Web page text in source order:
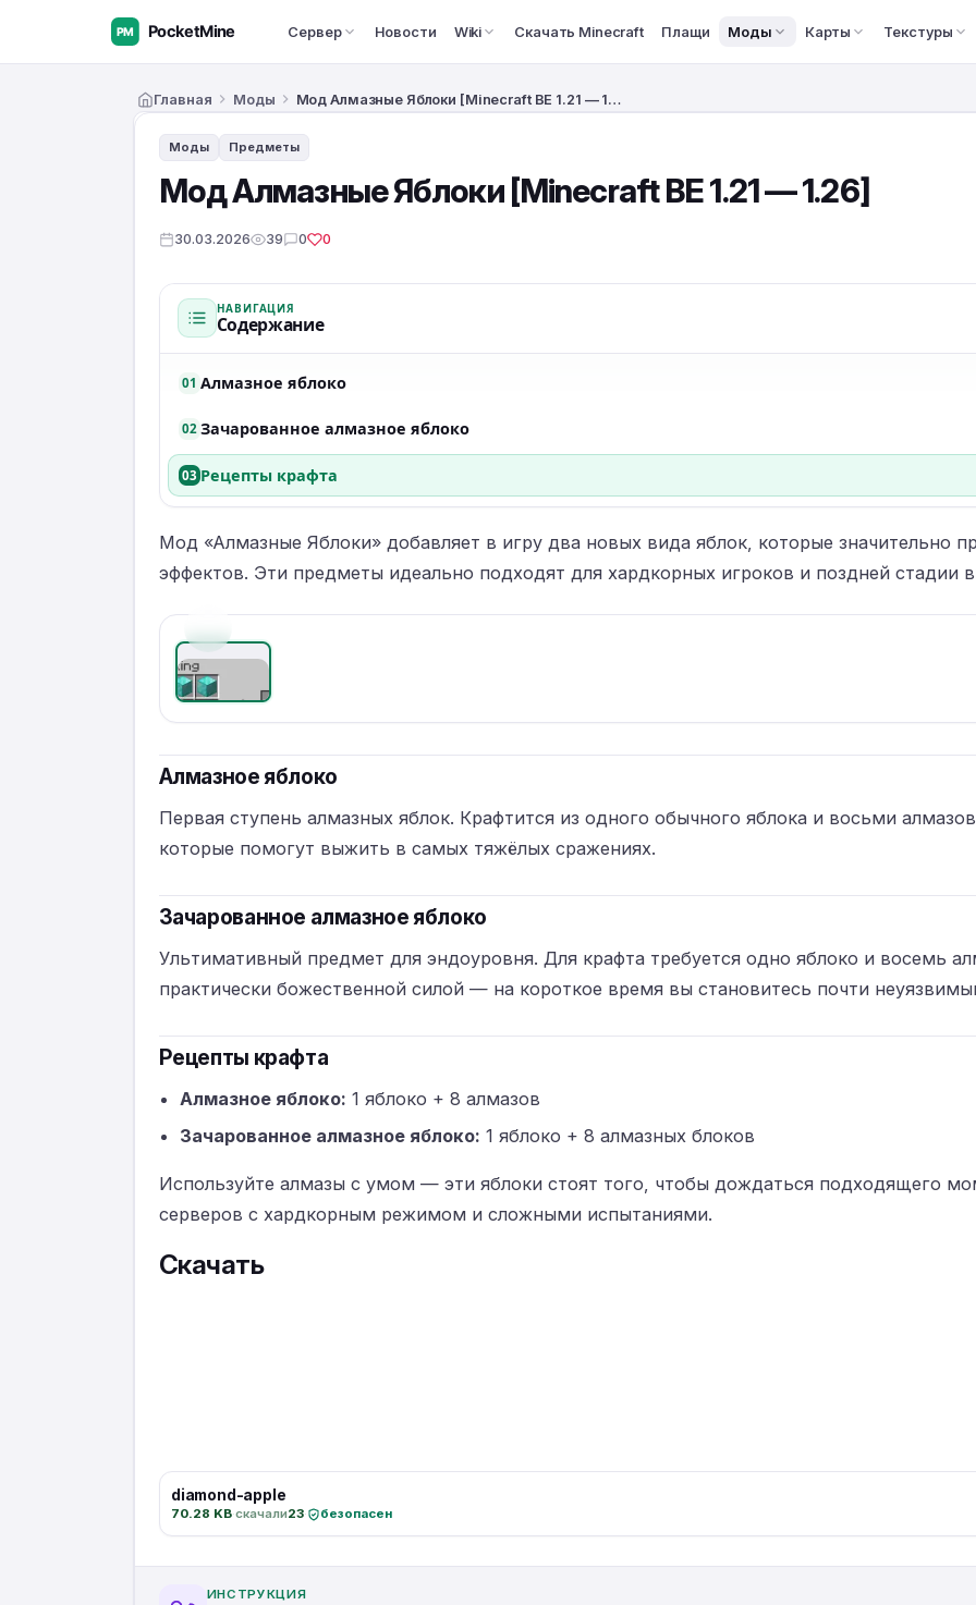
Сервер Новости Wiki Скачать Minecraft Плащи Моды Карты Текстуры
Главная Моды Мод Алмазные Яблоки [Minecraft BE 1.21 — 1…
Моды Предметы
Мод Алмазные Яблоки [Minecraft BE 1.21 — 1.26]
30.03.2026 39 0 0
НАВИГАЦИЯ
Содержание
01 Алмазное яблоко
02 Зачарованное алмазное яблоко
03 Рецепты крафта
Мод «Алмазные Яблоки» добавляет в игру два новых вида яблок, которые значительно
эффектов. Эти предметы идеально подходят для хардкорных игроков и поздней стадии
‹
Алмазное яблоко
Первая ступень алмазных яблок. Крафтится из одного обычного яблока и восьми
которые помогут выжить в самых тяжёлых сражениях.
Зачарованное алмазное яблоко
Ультимативный предмет для эндоуровня. Для крафта требуется одно яблоко и восемь
практически божественной силой — на короткое время вы становитесь почти
Рецепты крафта
Алмазное яблоко: 1 яблоко + 8 алмазов
Зачарованное алмазное яблоко: 1 яблоко + 8 алмазных блоков
Используйте алмазы с умом — эти яблоки стоят того, чтобы дождаться подходящего
серверов с хардкорным режимом и сложными испытаниями.
Скачать
diamond-apple
70.28 KB·скачали23· безопасен
ИНСТРУКЦИЯ